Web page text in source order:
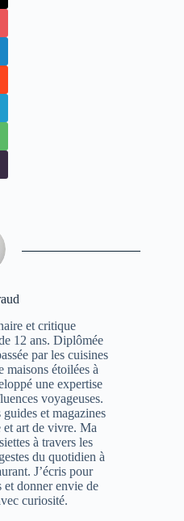
et critique
12 ans. Diplômée
par les cuisines
maisons étoilées à
une expertise
voyageuses.
et magazines
et art de vivre. Ma
à travers les
du quotidien à
J’écris pour
et donner envie de
curiosité.